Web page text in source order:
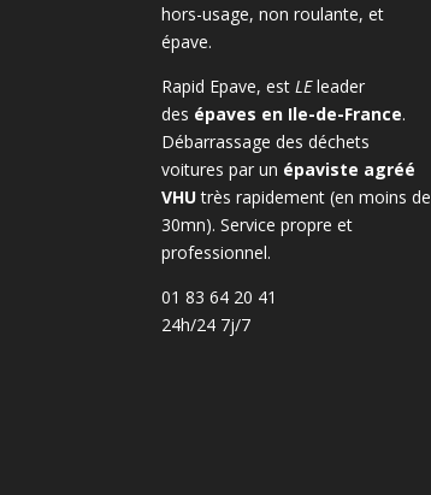
hors-usage, non roulante, et
épave.
Rapid Epave, est LEleader
des épaves en Ile-de-France.
Débarrassage des déchets
voitures par un épaviste agréé
VHUtrès rapidement (en moins de
30mn). Service propre et
professionnel.
01 83 64 20 41
24h/24 7j/7